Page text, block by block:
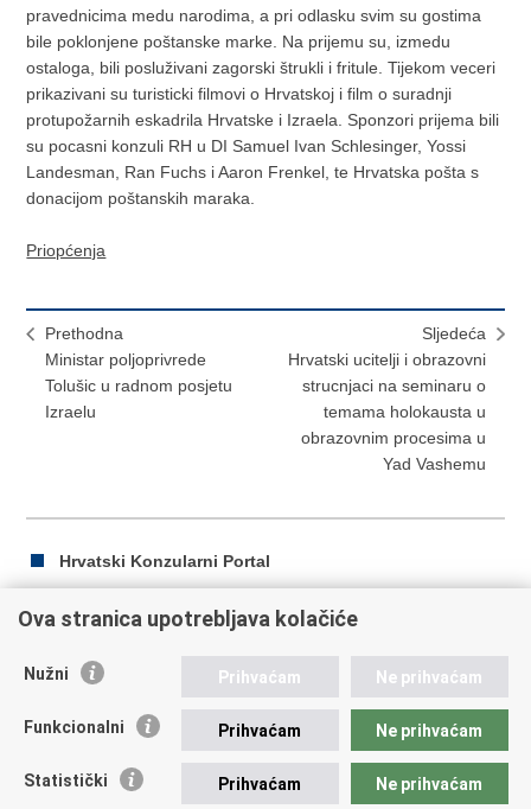
pravednicima medu narodima, a pri odlasku svim su gostima
bile poklonjene poštanske marke. Na prijemu su, izmedu
ostaloga, bili posluživani zagorski štrukli i fritule. Tijekom veceri
prikazivani su turisticki filmovi o Hrvatskoj i film o suradnji
protupožarnih eskadrila Hrvatske i Izraela. Sponzori prijema bili
su pocasni konzuli RH u DI Samuel Ivan Schlesinger, Yossi
Landesman, Ran Fuchs i Aaron Frenkel, te Hrvatska pošta s
donacijom poštanskih maraka.
Priopćenja
Prethodna
Ministar poljoprivrede
Tolušic u radnom posjetu
Izraelu
Sljedeća
Hrvatski ucitelji i obrazovni
strucnjaci na seminaru o
temama holokausta u
obrazovnim procesima u
Yad Vashemu
Hrvatski Konzularni Portal
Ispiši
Podijeli
Facebooku
Twitteru
Republika Hrvatska
Trg N.Š. Zrinskog 7-8, 10000 Zagreb
Ova stranica upotrebljava kolačiće
Nužni Prihvaćam Ne prihvaćam
Funkcionalni Prihvaćam Ne prihvaćam
Statistički Prihvaćam Ne prihvaćam